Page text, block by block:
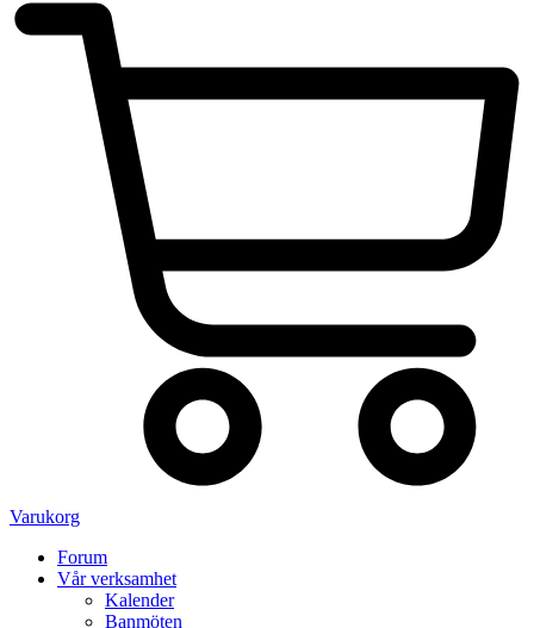
Varukorg
Forum
Vår verksamhet
Kalender
Banmöten